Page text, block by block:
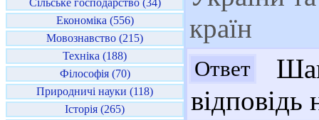
Сільське господарство (34)
Економіка (556)
Мовознавство (215)
Техніка (188)
Філософія (70)
Природничі науки (118)
Історія (265)
країн
Ответ